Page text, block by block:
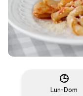
🕒
Lun-Dom